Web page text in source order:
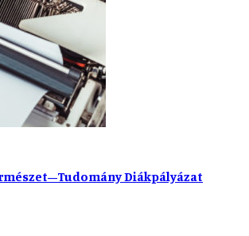
Diákpályázat